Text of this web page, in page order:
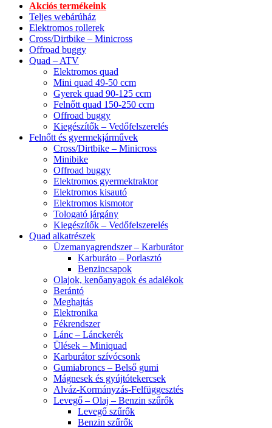
Akciós termékeink
Teljes webárúház
Elektromos rollerek
Cross/Dirtbike – Minicross
Offroad buggy
Quad – ATV
Elektromos quad
Mini quad 49-50 ccm
Gyerek quad 90-125 ccm
Felnőtt quad 150-250 ccm
Offroad buggy
Kiegészítők – Vedőfelszerelés
Felnőtt és gyermekjárművek
Cross/Dirtbike – Minicross
Minibike
Offroad buggy
Elektromos gyermektraktor
Elektromos kisautó
Elektromos kismotor
Tologató járgány
Kiegészítők – Vedőfelszerelés
Quad alkatrészek
Üzemanyagrendszer – Karburátor
Karburáto – Porlasztó
Benzincsapok
Olajok, kenőanyagok és adalékok
Berántó
Meghajtás
Elektronika
Fékrendszer
Lánc – Lánckerék
Ülések – Miniquad
Karburátor szívócsonk
Gumiabroncs – Belső gumi
Mágnesek és gyújtótekercsek
Alváz-Kormányzás-Felfüggesztés
Levegő – Olaj – Benzin szűrők
Levegő szűrők
Benzin szűrők